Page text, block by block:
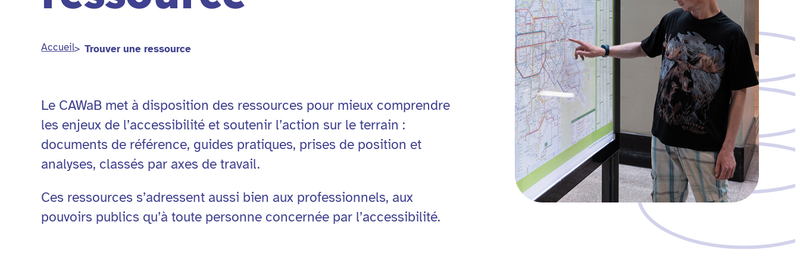
Accueil Trouver une ressource
Le CAWaB met à disposition des ressources pour mieux comprendre
les enjeux de l’accessibilité et soutenir l’action sur le terrain :
documents de référence, guides pratiques, prises de position et
analyses, classés par axes de travail.
Ces ressources s’adressent aussi bien aux professionnels, aux
pouvoirs publics qu’à toute personne concernée par l’accessibilité.